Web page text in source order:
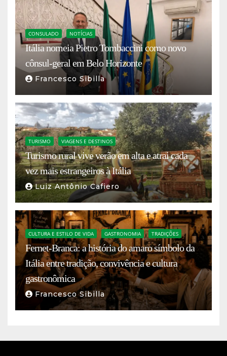
CONSULADO NOTÍCIAS
Itália nomeia Pietro Tombaccini como novo
cônsul-geral em Belo Horizonte
Francesco Sibilla
TURISMO VIAGENS E DESTINOS
Turismo rural vive verão em alta e atrai cada
vez mais estrangeiros à Itália
Luiz Antônio Cafiero
CULTURA E ESTILO DE VIDA GASTRONOMIA TRADIÇÕES
Fernet-Branca: a história do amaro símbolo da
Itália entre tradição, convivência e cultura
gastronômica
Francesco Sibilla